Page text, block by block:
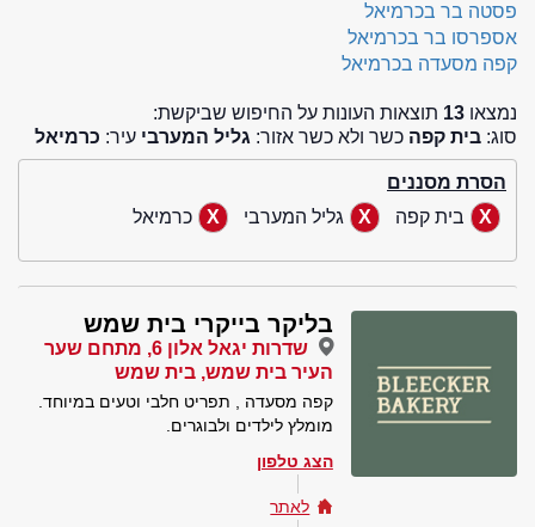
פסטה בר בכרמיאל
אספרסו בר בכרמיאל
קפה מסעדה בכרמיאל
נמצאו 13 תוצאות העונות על החיפוש שביקשת:
סוג: בית קפה כשר ולא כשר אזור: גליל המערבי עיר: כרמיאל
הסרת מסננים
בית קפה
גליל המערבי כרמיאל
בליקר בייקרי בית שמש
שדרות יגאל אלון 6, מתחם שער
העיר בית שמש, בית שמש
קפה מסעדה , תפריט חלבי וטעים במיוחד.
מומלץ לילדים ולבוגרים.
הצג טלפון
לאתר